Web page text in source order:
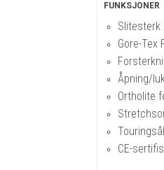
FUNKSJONER
Slitesterk
Gore-Tex
Åpning/
Ortholite
CE-